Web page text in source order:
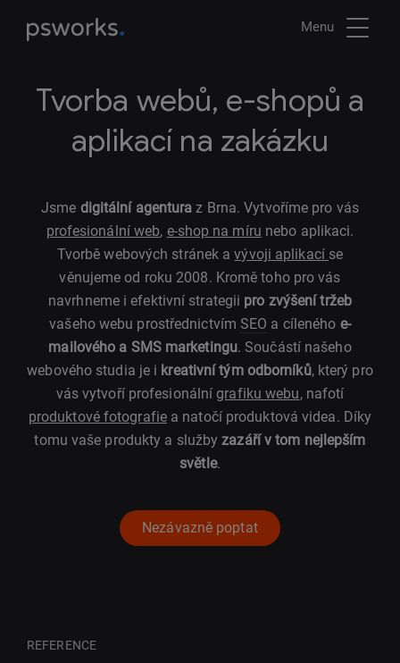
Menu
Tvorba webů, e-shopů a
aplikací na zakázku
Jsme digitální agentura z Brna. Vytvoříme pro vás
profesionální web, e-shop na míru nebo aplikaci.
Tvorbě webových stránek avývoji aplikací se
věnujeme od roku 2008. Kromě toho pro vás
navrhneme i efektivní strategii pro zvýšení tržeb
vašeho webu prostřednictvím SEO a cíleného e-
mailového a SMS marketingu. Součástí našeho
webového studia je i kreativní tým odborníků, který pro
vás vytvoří profesionálnígrafiku webu, nafotí
produktové fotografiea natočí produktová videa. Díky
tomu vaše produkty a službyzazáří v tom nejlepším
světle.
Nezávazně poptat
REFERENCE